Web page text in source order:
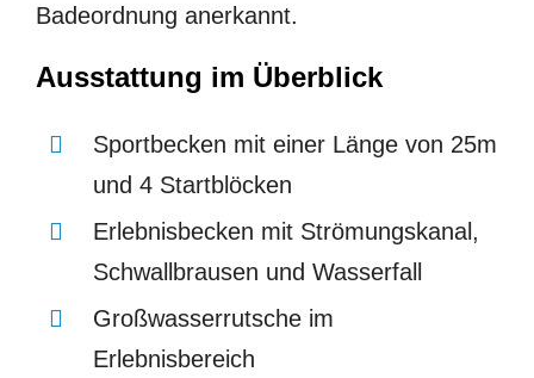
Badeordnung anerkannt.
Ausstattung im Überblick
Sportbecken mit einer Länge von 25m
und 4 Startblöcken
Erlebnisbecken mit Strömungskanal,
Schwallbrausen und Wasserfall
Großwasserrutsche im
Erlebnisbereich